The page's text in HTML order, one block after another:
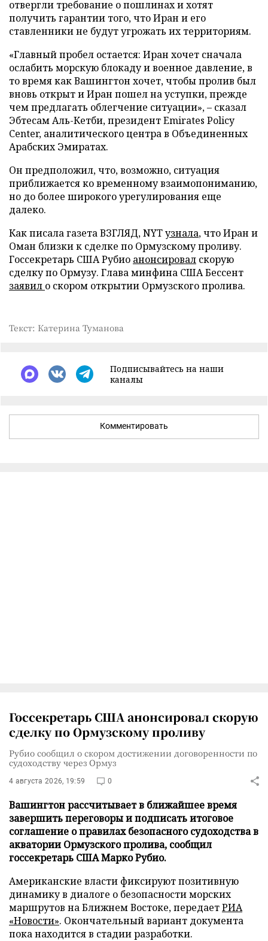
отвергли требование о пошлинах и хотят
получить гарантии того, что Иран и его
ставленники не будут угрожать их территориям.
«Главный пробел остается: Иран хочет сначала
ослабить морскую блокаду и военное давление, в
то время как Вашингтон хочет, чтобы пролив был
вновь открыт и Иран пошел на уступки, прежде
чем предлагать облегчение ситуации», – сказал
Эбтесам Аль-Кетби, президент Emirates Policy
Center, аналитического центра в Объединенных
Арабских Эмиратах.
Он предположил, что, возможно, ситуация
приближается ко временному взаимопониманию,
но до более широкого урегулирования еще
далеко.
Как писала газета ВЗГЛЯД, NYTузнала, что Иран и
Оман близки к сделке по Ормузскому проливу.
Госсекретарь США Рубио анонсировал скорую
сделку по Ормузу. Глава минфина США Бессент
заявил о скором открытии Ормузского пролива.
Текст: Катерина Туманова
Подписывайтесь на наши
каналы
Комментировать
Госсекретарь США анонсировал скорую
сделку по Ормузскому проливу
Рубио сообщил о скором достижении договоренности по
судоходству через Ормуз
4 августа 2026, 19:59 0
Вашингтон рассчитывает в ближайшее время
завершить переговоры и подписать итоговое
соглашение о правилах безопасного судоходства в
акватории Ормузского пролива, сообщил
госсекретарь США Марко Рубио.
Американские власти фиксируют позитивную
динамику в диалоге о безопасности морских
маршрутов на Ближнем Востоке, передаетРИА
«Новости». Окончательный вариант документа
пока находится в стадии разработки.